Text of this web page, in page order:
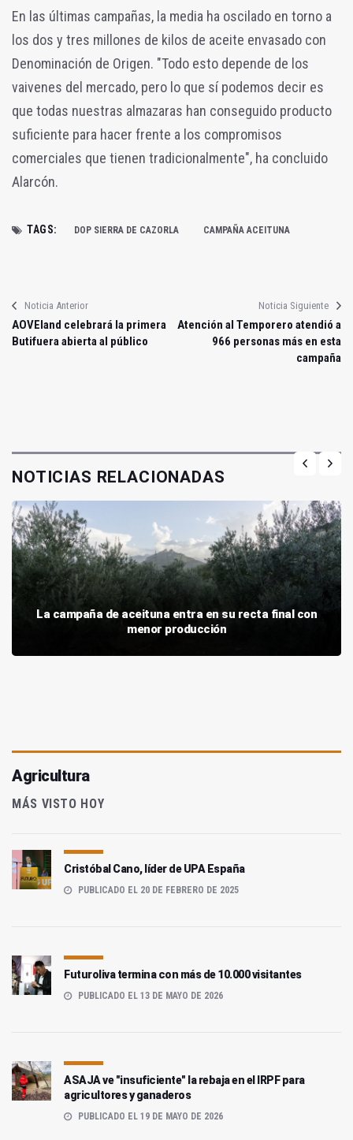
En las últimas campañas, la media ha oscilado en torno a
los dos y tres millones de kilos de aceite envasado con
Denominación de Origen. "Todo esto depende de los
vaivenes del mercado, pero lo que sí podemos decir es
que todas nuestras almazaras han conseguido producto
suficiente para hacer frente a los compromisos
comerciales que tienen tradicionalmente", ha concluido
Alarcón.
TAGS: DOP SIERRA DE CAZORLA CAMPAÑA ACEITUNA
Noticia Anterior
AOVEland celebrará la primera
Butifuera abierta al público
Noticia Siguiente
Atención al Temporero atendió a
966 personas más en esta
campaña
NOTICIAS RELACIONADAS
La campaña de aceituna entra en su recta final con
menor producción
Agricultura
MÁS VISTO HOY
Cristóbal Cano, líder de UPA España
PUBLICADO EL 20 DE FEBRERO DE 2025
Futuroliva termina con más de 10.000 visitantes
PUBLICADO EL 13 DE MAYO DE 2026
ASAJA ve "insuficiente" la rebaja en el IRPF para
agricultores y ganaderos
PUBLICADO EL 19 DE MAYO DE 2026